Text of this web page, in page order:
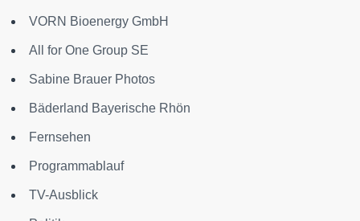
VORN Bioenergy GmbH
All for One Group SE
Sabine Brauer Photos
Bäderland Bayerische Rhön
Fernsehen
Programmablauf
TV-Ausblick